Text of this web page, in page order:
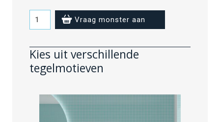
Aquamarine
-
x
40
Vraag monster aan
Kies uit verschillende
tegelmotieven